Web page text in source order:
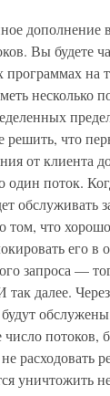
Вы будете
на
несколько
решить, что
от клиента
один поток.
обслуживать
том, что
его в
запроса —
так далее.
будут
число потоков,
расходовать
уничтожить